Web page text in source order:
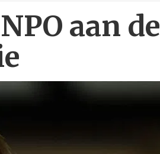
aan de